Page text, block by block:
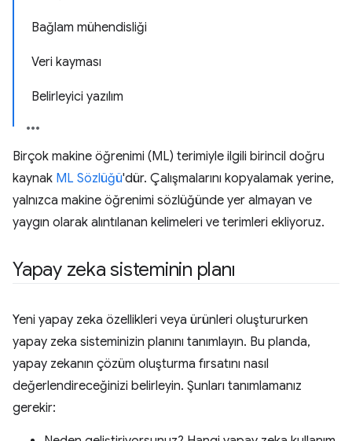
Bağlam mühendisliği
Veri kayması
Belirleyici yazılım
Birçok makine öğrenimi (ML) terimiyle ilgili birincil doğru
kaynak ML Sözlüğü'dür. Çalışmalarını kopyalamak yerine,
yalnızca makine öğrenimi sözlüğünde yer almayan ve
yaygın olarak alıntılanan kelimeleri ve terimleri ekliyoruz.
Yapay zeka sisteminin planı
Yeni yapay zeka özellikleri veya ürünleri oluştururken
yapay zeka sisteminizin planını tanımlayın. Bu planda,
yapay zekanın çözüm oluşturma fırsatını nasıl
değerlendireceğinizi belirleyin. Şunları tanımlamanız
gerekir: